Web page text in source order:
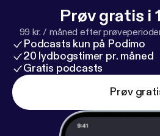
dk/lytterindsendelser
disclaimer. Tak til Barometer-Bjarke for Gak-O-
meteret. Husk at være dumme 🧠 Kilder: ------------
---------------------------- Hosted on Acast. See
acast.com/privacy [ https://
more information.
Prøv gratis i
99 kr. / måned efter
Podcasts kun på Podimo
20 lydbogstimer pr. måned
Gratis podcasts
Prøv